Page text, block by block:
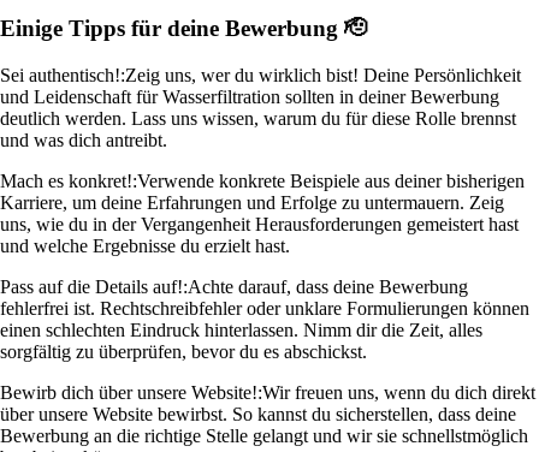
Einige Tipps für deine Bewerbung 🫡
Sei authentisch!:Zeig uns, wer du wirklich bist! Deine Persönlichkeit
und Leidenschaft für Wasserfiltration sollten in deiner Bewerbung
deutlich werden. Lass uns wissen, warum du für diese Rolle brennst
und was dich antreibt.
Mach es konkret!:Verwende konkrete Beispiele aus deiner bisherigen
Karriere, um deine Erfahrungen und Erfolge zu untermauern. Zeig
uns, wie du in der Vergangenheit Herausforderungen gemeistert hast
und welche Ergebnisse du erzielt hast.
Pass auf die Details auf!:Achte darauf, dass deine Bewerbung
fehlerfrei ist. Rechtschreibfehler oder unklare Formulierungen können
einen schlechten Eindruck hinterlassen. Nimm dir die Zeit, alles
sorgfältig zu überprüfen, bevor du es abschickst.
Bewirb dich über unsere Website!:Wir freuen uns, wenn du dich direkt
über unsere Website bewirbst. So kannst du sicherstellen, dass deine
Bewerbung an die richtige Stelle gelangt und wir sie schnellstmöglich